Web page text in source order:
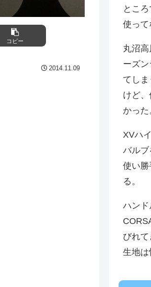
コピー
2014.11.09
とこ
使って
丸沼
ーズ
てし
けど
かった
XVハ
バルブ
使い
る。
ハンド
びれ
生地は